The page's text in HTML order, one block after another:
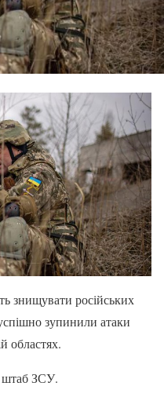
знищувати російських
зупинили атаки
областях.
штаб ЗСУ.